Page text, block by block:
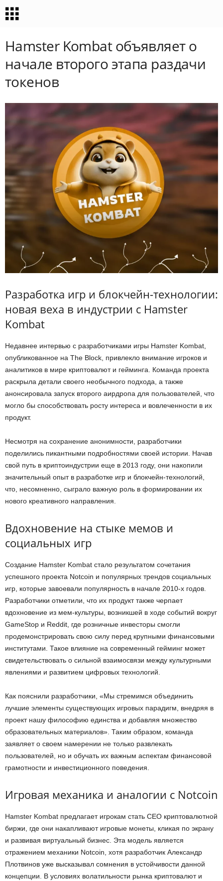
Hamster Kombat объявляет о
начале второго этапа раздачи
токенов
Разработка игр и блокчейн-технологии:
новая веха в индустрии с Hamster
Kombat
Недавнее интервью с разработчиками игры Hamster Kombat,
опубликованное на The Block, привлекло внимание игроков и
аналитиков в мире криптовалют и гейминга. Команда проекта
раскрыла детали своего необычного подхода, а также
анонсировала запуск второго аирдропа для пользователей, что
могло бы способствовать росту интереса и вовлеченности в их
продукт.
Несмотря на сохранение анонимности, разработчики
поделились пикантными подробностями своей истории. Начав
свой путь в криптоиндустрии еще в 2013 году, они накопили
значительный опыт в разработке игр и блокчейн-технологий,
что, несомненно, сыграло важную роль в формировании их
нового креативного направления.
Вдохновение на стыке мемов и
социальных игр
Создание Hamster Kombat стало результатом сочетания
успешного проекта Notcoin и популярных трендов социальных
игр, которые завоевали популярность в начале 2010-х годов.
Разработчики отметили, что их продукт также черпает
вдохновение из мем-культуры, возникшей в ходе событий вокруг
GameStop и Reddit, где розничные инвесторы смогли
продемонстрировать свою силу перед крупными финансовыми
институтами. Такое влияние на современный гейминг может
свидетельствовать о сильной взаимосвязи между культурными
явлениями и развитием цифровых технологий.
Как пояснили разработчики, «Мы стремимся объединить
лучшие элементы существующих игровых парадигм, внедряя в
проект нашу философию единства и добавляя множество
образовательных материалов». Таким образом, команда
заявляет о своем намерении не только развлекать
пользователей, но и обучать их важным аспектам финансовой
грамотности и инвестиционного поведения.
Игровая механика и аналогии с Notcoin
Hamster Kombat предлагает игрокам стать CEO криптовалютной
биржи, где они накапливают игровые монеты, кликая по экрану
и развивая виртуальный бизнес. Эта модель является
отражением механики Notcoin, хотя разработчик Александр
Плотвинов уже высказывал сомнения в устойчивости данной
концепции. В условиях волатильности рынка криптовалют и